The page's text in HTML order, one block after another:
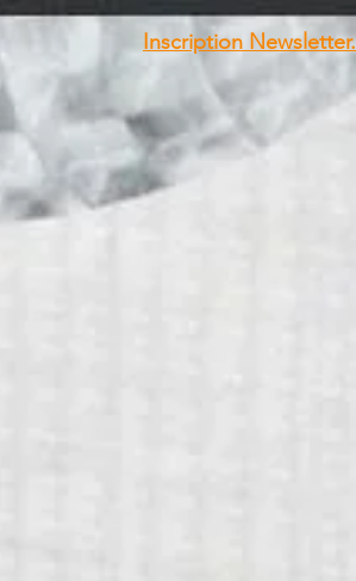
Inscription